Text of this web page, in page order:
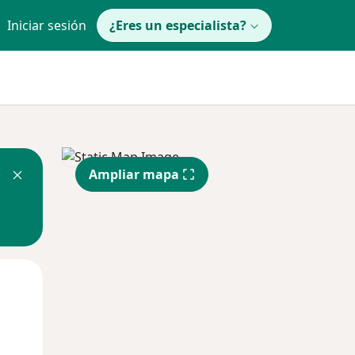
Iniciar sesión ¿Eres un especialista?
Ampliar mapa